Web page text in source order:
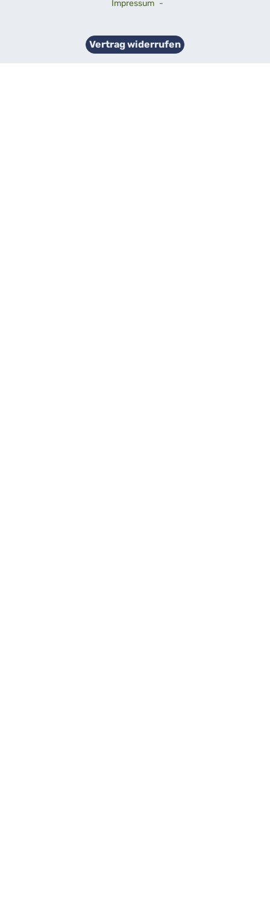
Impressum -
Vertrag widerrufen